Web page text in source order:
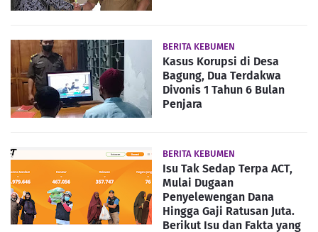
BERITA KEBUMEN
Kasus Korupsi di Desa
Bagung, Dua Terdakwa
Divonis 1 Tahun 6 Bulan
Penjara
BERITA KEBUMEN
Isu Tak Sedap Terpa ACT,
Mulai Dugaan
Penyelewengan Dana
Hingga Gaji Ratusan Juta.
Berikut Isu dan Fakta yang